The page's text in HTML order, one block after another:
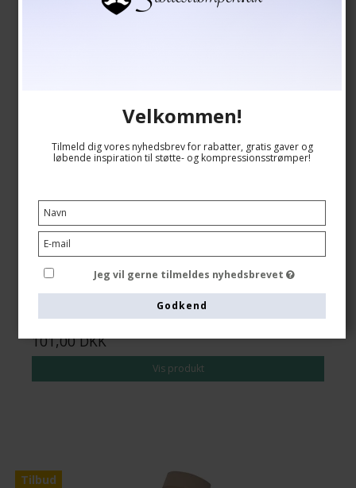
6500-1
Se størrelsesskema her
119,00 DKK
101,00 DKK
Vis produkt
Tilbud
Velkommen!
Tilmeld dig vores nyhedsbrev for rabatter, gratis gaver og
løbende inspiration til støtte- og kompressionsstrømper!
Jeg vil gerne tilmeldes nyhedsbrevet
Godkend